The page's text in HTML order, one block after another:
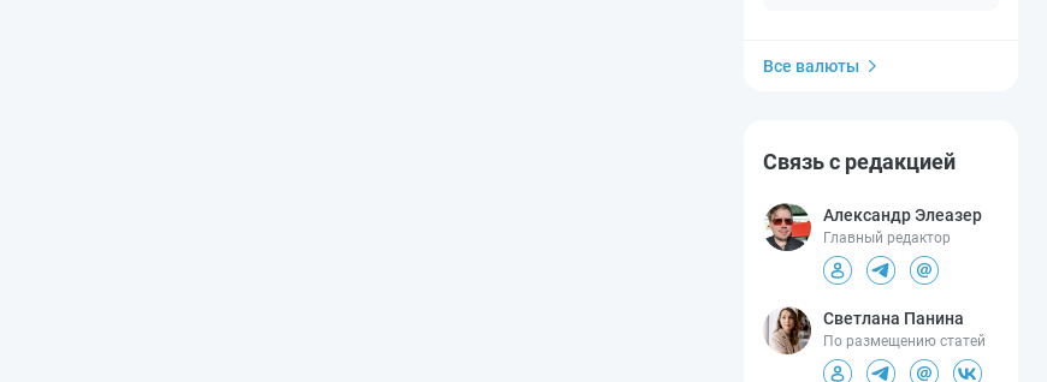
Все валюты
Связь с редакцией
Александр Элеазер
Главный редактор
Светлана Панина
По размещению статей